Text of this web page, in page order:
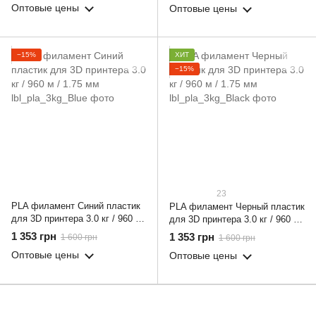
Оптовые цены Оптовые цены
−15%
PLA филамент Синий пластик
для 3D принтера 3.0 кг / 960 м
/ 1.75 мм
1 353 грн 1 600 грн
Оптовые цены
ХИТ
−15%
23
PLA филамент Черный пластик
для 3D принтера 3.0 кг / 960 м
/ 1.75 мм
1 353 грн 1 600 грн
Оптовые цены